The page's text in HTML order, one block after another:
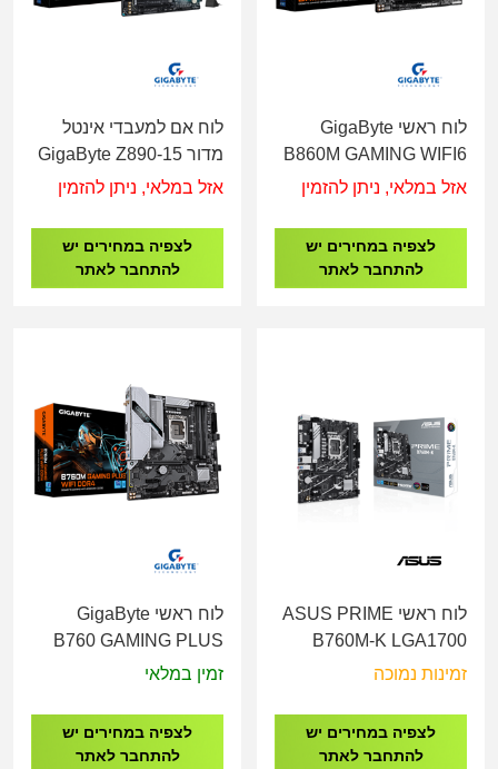
לוח ראשי GigaByte
B860M GAMING WIFI6
DDR5 - Socket 1851
אזל במלאי, ניתן להזמין
לצפיה במחירים יש
להתחבר לאתר
לוח אם למעבדי אינטל
מדור 15-GigaByte Z890
GAMING X WIFI7 -
אזל במלאי, ניתן להזמין
לצפיה במחירים יש
להתחבר לאתר
לוח ראשי ASUS PRIME
B760M-K LGA1700
90MB1FI0-M1EAY0
זמינות נמוכה
לצפיה במחירים יש
להתחבר לאתר
לוח ראשי GigaByte
B760 GAMING PLUS
WIFI DDR4 - Socket
זמין במלאי
לצפיה במחירים יש
להתחבר לאתר